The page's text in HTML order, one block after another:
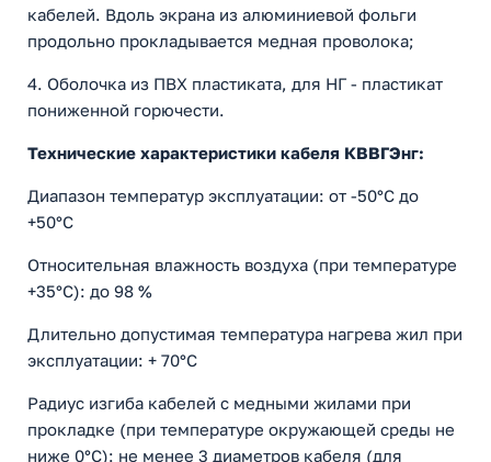
кабелей. Вдоль экрана из алюминиевой фольги
продольно прокладывается медная проволока;
4. Оболочка из ПВХ пластиката, для НГ - пластикат
пониженной горючести.
Технические характеристики кабеля КВВГЭнг:
Диапазон температур эксплуатации: от -50°С до
+50°С
Относительная влажность воздуха (при температуре
+35°С): до 98 %
Длительно допустимая температура нагрева жил при
эксплуатации: + 70°С
Радиус изгиба кабелей с медными жилами при
прокладке (при температуре окружающей среды не
ниже 0°С): не менее 3 диаметров кабеля (для